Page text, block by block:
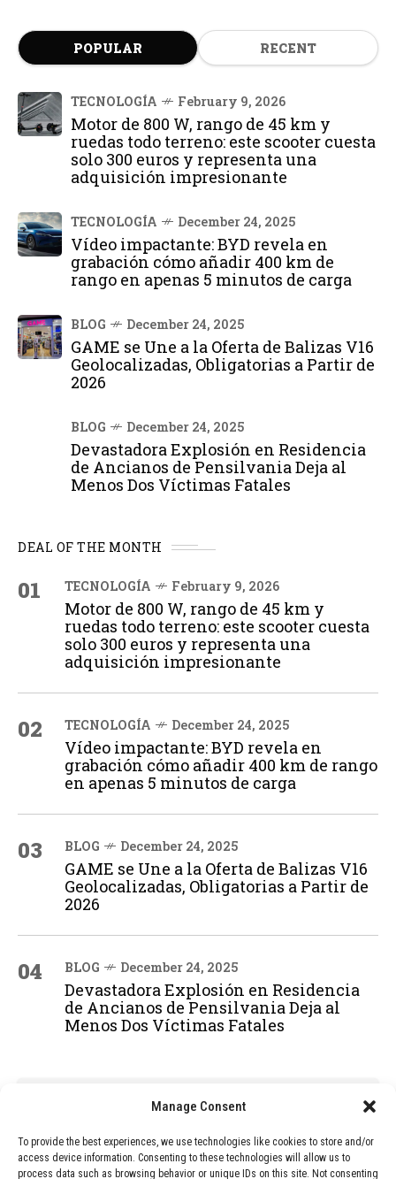
Manage Consent
To provide the best experiences, we use technologies like cookies to store and/or
access device information. Consenting to these technologies will allow us to
process data such as browsing behavior or unique IDs on this site. Not consenting
POPULAR RECENT
TECNOLOGÍA February 9, 2026
Motor de 800 W, rango de 45 km y
ruedas todo terreno: este scooter cuesta
solo 300 euros y representa una
adquisición impresionante
TECNOLOGÍA December 24, 2025
Vídeo impactante: BYD revela en
grabación cómo añadir 400 km de
rango en apenas 5 minutos de carga
BLOG December 24, 2025
GAME se Une a la Oferta de Balizas V16
Geolocalizadas, Obligatorias a Partir de
2026
BLOG December 24, 2025
Devastadora Explosión en Residencia
de Ancianos de Pensilvania Deja al
Menos Dos Víctimas Fatales
DEAL OF THE MONTH
01 TECNOLOGÍA February 9, 2026
Motor de 800 W, rango de 45 km y
ruedas todo terreno: este scooter cuesta
solo 300 euros y representa una
adquisición impresionante
02 TECNOLOGÍA December 24, 2025
Vídeo impactante: BYD revela en
grabación cómo añadir 400 km de rango
en apenas 5 minutos de carga
03 BLOG December 24, 2025
GAME se Une a la Oferta de Balizas V16
Geolocalizadas, Obligatorias a Partir de
2026
04 BLOG December 24, 2025
Devastadora Explosión en Residencia
de Ancianos de Pensilvania Deja al
Menos Dos Víctimas Fatales